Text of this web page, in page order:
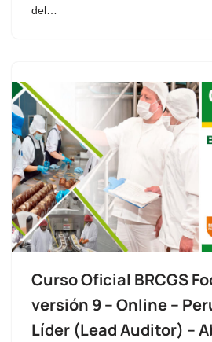
del…
Curso Oficial BRCGS
versión 9 – Online –
Líder (Lead Auditor) –